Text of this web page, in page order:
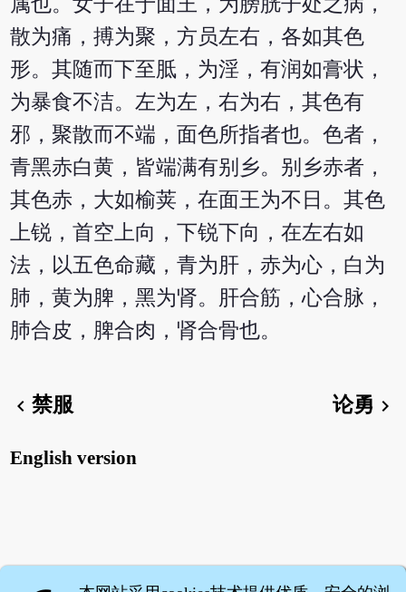
散为痛，搏为聚，方员左右，各如其色
形。其随而下至胝，为淫，有润如膏状，
为暴食不洁。左为左，右为右，其色有
邪，聚散而不端，面色所指者也。色者，
青黑赤白黄，皆端满有别乡。别乡赤者，
其色赤，大如榆荚，在面王为不日。其色
上锐，首空上向，下锐下向，在左右如
法，以五色命藏，青为肝，赤为心，白为
肺，黄为脾，黑为肾。肝合筋，心合脉，
肺合皮，脾合肉，肾合骨也。
chevron_left禁服 论勇 chevron_right
English version